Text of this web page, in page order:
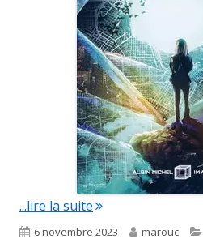
...lire la suite"Les Cartographes"
Published
6 novembre 2023 Author
marouc